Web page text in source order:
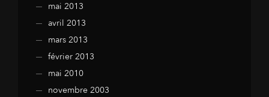
mai 2013
avril 2013
mars 2013
février 2013
mai 2010
novembre 2003